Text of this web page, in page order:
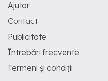
Ajutor
Contact
Publicitate
Întrebări frecvente
Termeni și condiții